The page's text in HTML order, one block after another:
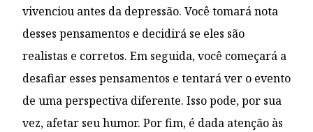
vivenciou antes da depressão. Você tomará nota
desses pensamentos e decidirá se eles são
realistas e corretos. Em seguida, você começará a
desafiar esses pensamentos e tentará ver o evento
de uma perspectiva diferente. Isso pode, por sua
vez, afetar seu humor. Por fim, é dada atenção às